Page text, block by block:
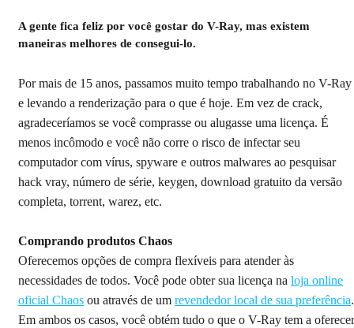
Este não é o crack que você está procurando!
A gente fica feliz por você gostar do V-Ray, mas existem
maneiras melhores de consegui-lo.
Por mais de 15 anos, passamos muito tempo trabalhando no V-Ray
e levando a renderização para o que é hoje. Em vez de crack,
agradeceríamos se você comprasse ou alugasse uma licença. É
menos incômodo e você não corre o risco de infectar seu
computador com vírus, spyware e outros malwares ao pesquisar
hack vray, número de série, keygen, download gratuito da versão
completa, torrent, warez, etc.
Comprando produtos Chaos
Oferecemos opções de compra flexíveis para atender às
necessidades de todos. Você pode obter sua licença na loja online
oficial Chaos ou através de um revendedor local de sua preferência.
Em ambos os casos, você obtém tudo o que o V-Ray tem a